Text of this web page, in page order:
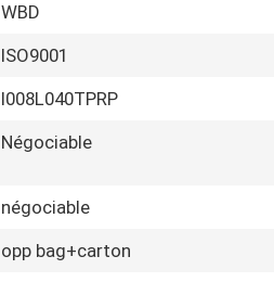
WBD
ISO9001
I008L040TPRP
Négociable
négociable
opp bag+carton